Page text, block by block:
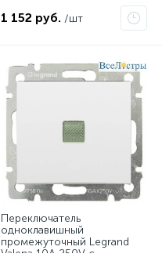
1 152 руб. /шт
Переключатель
одноклавишный
промежуточный Legrand
Valena 10A 250V с